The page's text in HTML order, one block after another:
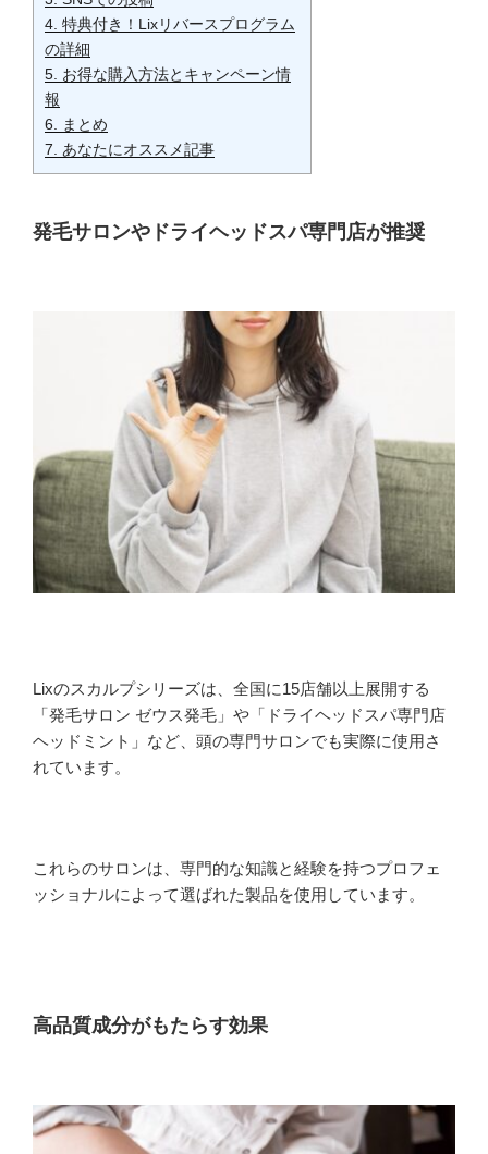
4. 特典付き！Lixリバースプログラム
の詳細
5. お得な購入方法とキャンペーン情
報
6.
まとめ
7.
あなたにオススメ記事
発毛サロンやドライヘッドスパ専門店が推奨
Lixのスカルプシリーズは、全国に15店舗以上展開する
「発毛サロン ゼウス発毛」や「ドライヘッドスパ専門店
ヘッドミント」など、頭の専門サロンでも実際に使用さ
れています。
これらのサロンは、専門的な知識と経験を持つプロフェ
ッショナルによって選ばれた製品を使用しています。
高品質成分がもたらす効果